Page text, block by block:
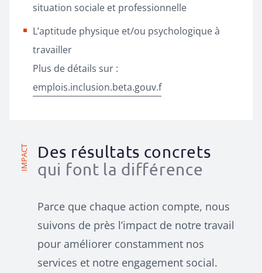
situation sociale et professionnelle
L’aptitude physique et/ou psychologique à
travailler
Plus de détails sur :
emplois.inclusion.beta.gouv.f
IMPACT
Des résultats concrets
qui font la différence
Parce que chaque action compte, nous
suivons de près l’impact de notre travail
pour améliorer constamment nos
services et notre engagement social.